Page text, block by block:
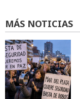
MÁS NOTICIAS